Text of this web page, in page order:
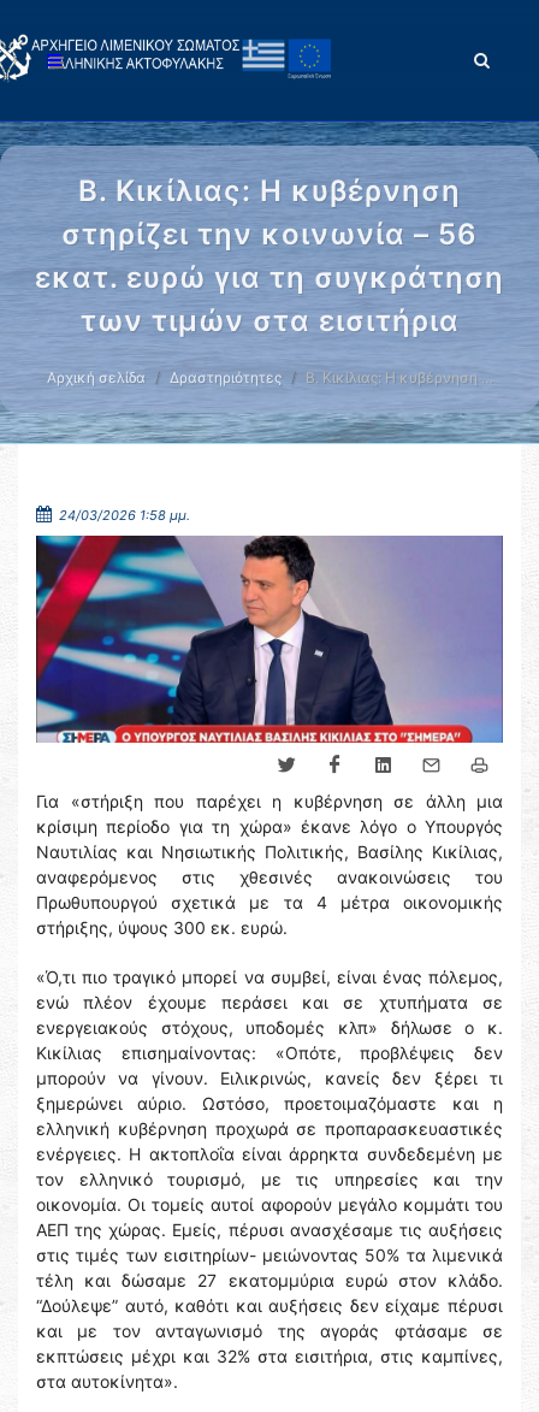
Β. Κικίλιας: Η κυβέρνηση
στηρίζει την κοινωνία – 56
εκατ. ευρώ για τη συγκράτηση
των τιμών στα εισιτήρια
Αρχική σελίδα Δραστηριότητες Β. Κικίλιας: Η κυβέρνηση …
24/03/2026 1:58 μμ.
Για «στήριξη που παρέχει η κυβέρνηση σε άλλη μια
κρίσιμη περίοδο για τη χώρα» έκανε λόγο ο Υπουργός
Ναυτιλίας και Νησιωτικής Πολιτικής, Βασίλης Κικίλιας,
αναφερόμενος στις χθεσινές ανακοινώσεις του
Πρωθυπουργού σχετικά με τα 4 μέτρα οικονομικής
στήριξης, ύψους 300 εκ. ευρώ.
«Ό,τι πιο τραγικό μπορεί να συμβεί, είναι ένας πόλεμος,
ενώ πλέον έχουμε περάσει και σε χτυπήματα σε
ενεργειακούς στόχους, υποδομές κλπ» δήλωσε ο κ.
Κικίλιας επισημαίνοντας: «Οπότε, προβλέψεις δεν
μπορούν να γίνουν. Ειλικρινώς, κανείς δεν ξέρει τι
ξημερώνει αύριο. Ωστόσο, προετοιμαζόμαστε και η
ελληνική κυβέρνηση προχωρά σε προπαρασκευαστικές
ενέργειες. Η ακτοπλοΐα είναι άρρηκτα συνδεδεμένη με
τον ελληνικό τουρισμό, με τις υπηρεσίες και την
οικονομία. Οι τομείς αυτοί αφορούν μεγάλο κομμάτι του
ΑΕΠ της χώρας. Εμείς, πέρυσι ανασχέσαμε τις αυξήσεις
στις τιμές των εισιτηρίων- μειώνοντας 50% τα λιμενικά
τέλη και δώσαμε 27 εκατομμύρια ευρώ στον κλάδο.
“Δούλεψε” αυτό, καθότι και αυξήσεις δεν είχαμε πέρυσι
και με τον ανταγωνισμό της αγοράς φτάσαμε σε
εκπτώσεις μέχρι και 32% στα εισιτήρια, στις καμπίνες,
στα αυτοκίνητα».